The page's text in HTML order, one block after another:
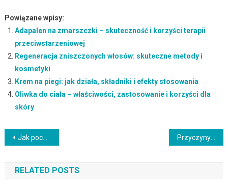
Powiązane wpisy:
Adapalen na zmarszczki – skuteczność i korzyści terapii
przeciwstarzeniowej
Regeneracja zniszczonych włosów: skuteczne metody i
kosmetyki
Krem na piegi: jak działa, składniki i efekty stosowania
Oliwka do ciała – właściwości, zastosowanie i korzyści dla
skóry
Nawigacja
wpisu
Jak poczuć się piękną: Klucz do akceptacji siebie każdego dnia Przyczyny i skutki nadmiaru sebum: jak dbać o skórę?
RELATED POSTS